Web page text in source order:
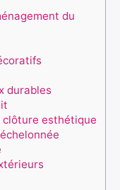
du
durables
clôture esthétique